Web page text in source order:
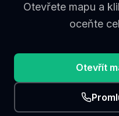
Otevřete mapu a
oceňte
Otevřít